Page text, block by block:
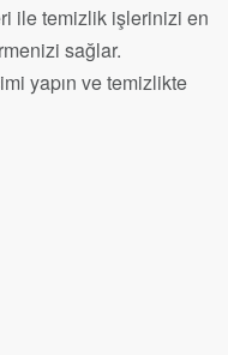
ile temizlik işlerinizi en
sağlar.
yapın ve temizlikte